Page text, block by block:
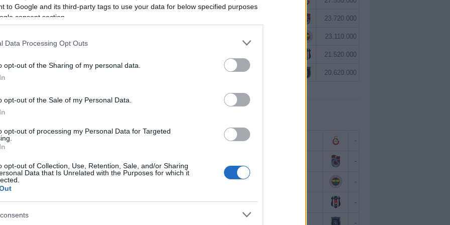
to Google and its third-party tags to use your data for below specified purposes
consent section.
Data Processing Opt Outs
opt-out of the Sharing of my personal data.
opt-out of the Sale of my Personal Data.
opt-out of processing my Personal Data for Targeted
opt-out of Collection, Use, Retention, Sale, and/or Sharing
Data that Is Unrelated with the Purposes for which it
en iyileri! Kaleci + Defans – TOP 10!
3 haftada güçlü defans performansıyla dikkat çekerken
rotasyonda neler olabilir?
24/2021 Yazar
lacivertli takımda işler iyi gitmiyor. Comunio menajerleri hangi
odaklanabilir, hangi isimlerden vazgeçme kararı
23.720.000
23.110.000
21.520.000
Eldor Shomurodov 20.620.000
Victor Osimhen -
-
Mason Greenwood -
Orkun Kökçü -
-